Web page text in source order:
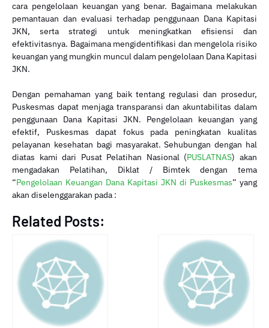
cara pengelolaan keuangan yang benar. Bagaimana melakukan
pemantauan dan evaluasi terhadap penggunaan Dana Kapitasi
JKN, serta strategi untuk meningkatkan efisiensi dan
efektivitasnya. Bagaimana mengidentifikasi dan mengelola risiko
keuangan yang mungkin muncul dalam pengelolaan Dana Kapitasi
JKN.
Dengan pemahaman yang baik tentang regulasi dan prosedur,
Puskesmas dapat menjaga transparansi dan akuntabilitas dalam
penggunaan Dana Kapitasi JKN. Pengelolaan keuangan yang
efektif, Puskesmas dapat fokus pada peningkatan kualitas
pelayanan kesehatan bagi masyarakat. Sehubungan dengan hal
diatas kami dari Pusat Pelatihan Nasional (PUSLATNAS) akan
mengadakan Pelatihan, Diklat / Bimtek dengan tema
“Pengelolaan Keuangan Dana Kapitasi JKN di Puskesmas” yang
akan diselenggarakan pada :
Related Posts: